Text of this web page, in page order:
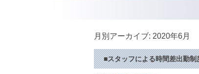
月別アーカイブ: 2020年6月
■スタッフによる時間差出勤制